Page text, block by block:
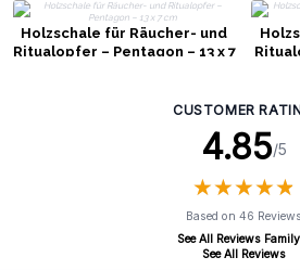
Holzschale für Räucher- und
Ritualopfer – Pentagon – 13 x 7
CUSTOMER
4.85/5
★★★★★
★★★★★
Based on 46 Reviews
See All Reviews Family
See All Reviews